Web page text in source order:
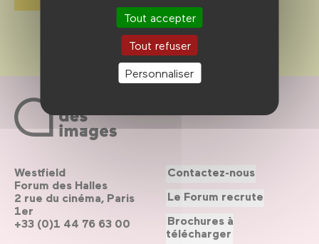
Tout accepter
Tout refuser
Personnaliser
Westfield
Forum des Halles
2 rue du cinéma, Paris
1er
+33 (0)1 44 76 63 00
Contactez-nous
Le Forum recrute
Brochures à
télécharger